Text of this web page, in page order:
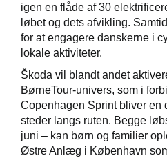
igen en flåde af 30
løbet og dets afvikling.
for at engagere danskerne i
lokale aktiviteter.
Škoda vil blandt andet
BørneTour-univers, som i
Copenhagen Sprint bliver en
steder langs ruten. Begge
juni – kan børn og familier
Østre Anlæg i København